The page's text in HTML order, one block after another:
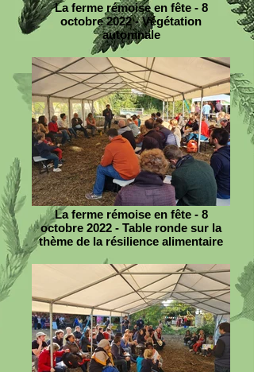
La ferme rémoise en fête - 8
octobre 2022 - Végétation
automnale
La ferme rémoise en fête - 8
octobre 2022 - Table ronde sur la
thème de la résilience alimentaire